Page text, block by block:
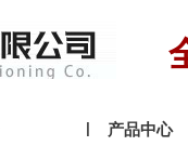
产品中心